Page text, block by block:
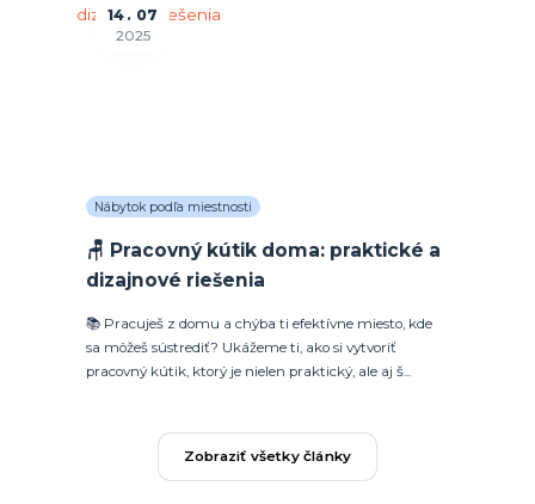
14
07
2025
Nábytok podľa miestnosti
🪑 Pracovný kútik doma: praktické a
dizajnové riešenia
📚 Pracuješ z domu a chýba ti efektívne miesto, kde
sa môžeš sústrediť? Ukážeme ti, ako si vytvoriť
pracovný kútik, ktorý je nielen praktický, ale aj š...
Zobraziť všetky články